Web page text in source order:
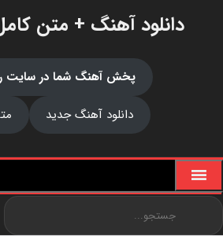
دانلود آهنگ + متن
پخش آهنگ شما در سایت
دانلود آهنگ جدید